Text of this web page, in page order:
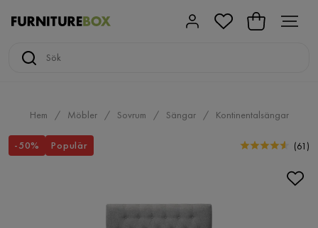
Hem Möbler Sovrum Sängar Kontinentalsängar
-50% Populär (61 )